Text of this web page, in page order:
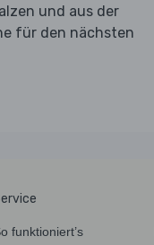
und aus der
für den nächsten
funktioniert’s